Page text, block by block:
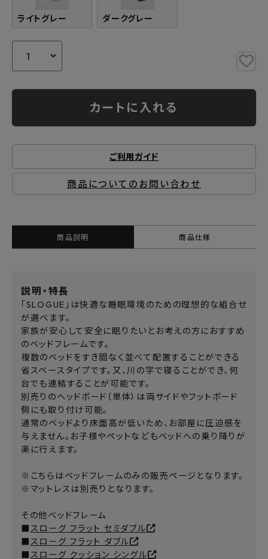
ライトグレー ダークグレー
カートに入れる
ご利用ガイド
商品についてのお問い合わせ
商品説明 商品仕様
説明・特長
「SLOGUE」は快適な睡眠環境のための理想的な組合せ
が選べます。
家族が安心して安全に眠りたいとお考えの方におすすめ
のベッドフレームです。
複数のベッドをすき間なく並べて配置することができる
省スペースタイプです。又、川の字で寝ることができ、何
台でも連結することが可能です。
別売りのヘッドボード（単体）は両サイドやフットボード
側にも取り付け可能。
通常のベッドより床面高が低いため、お部屋に圧迫感を
与えません。お子様やペットなどもベッドへの乗り降りが
楽に行えます。
※こちらはベッドフレームのみの販売ページとなります。
※マットレスは別売りとなります。
その他ベッドフレーム
スローグ フラット セミダブル
スローグ フラット ダブル
スローグ クッション シングル